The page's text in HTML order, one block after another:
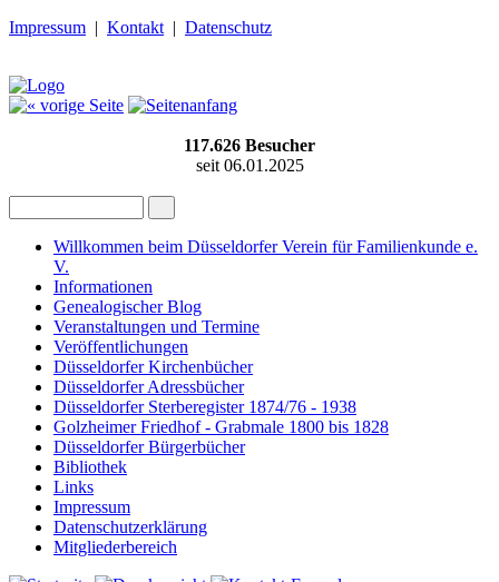
Impressum | Kontakt | Datenschutz
117.626 Besucher
seit 06.01.2025
Willkommen beim Düsseldorfer Verein für Familienkunde e.
V.
Informationen
Genealogischer Blog
Veranstaltungen und Termine
Veröffentlichungen
Düsseldorfer Kirchenbücher
Düsseldorfer Adressbücher
Düsseldorfer Sterberegister 1874/76 - 1938
Golzheimer Friedhof - Grabmale 1800 bis 1828
Düsseldorfer Bürgerbücher
Bibliothek
Links
Impressum
Datenschutzerklärung
Mitgliederbereich